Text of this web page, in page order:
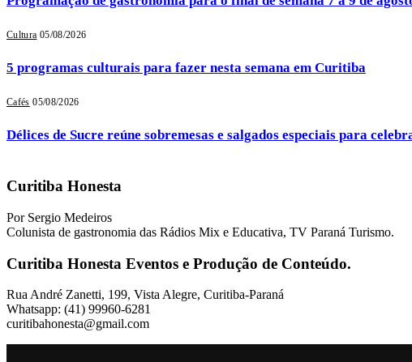
Cultura 05/08/2026
5 programas culturais para fazer nesta semana em Curitiba
Cafés 05/08/2026
Délices de Sucre reúne sobremesas e salgados especiais para
Curitiba Honesta
Por Sergio Medeiros
Colunista de gastronomia das Rádios Mix e Educativa, TV Paraná Turismo.
Curitiba Honesta Eventos e Produção de Conteúdo.
Rua André Zanetti, 199, Vista Alegre, Curitiba-Paraná
Whatsapp: (41) 99960-6281
curitibahonesta@gmail.com